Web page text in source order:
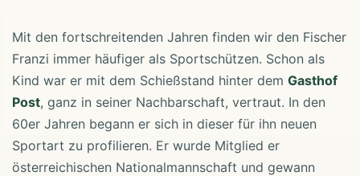
Mit den fortschreitenden Jahren finden wir den Fischer
Franzi immer häufiger als Sportschützen. Schon als
Kind war er mit dem Schießstand hinter dem Gasthof
Post, ganz in seiner Nachbarschaft, vertraut. In den
60er Jahren begann er sich in dieser für ihn neuen
Sportart zu profilieren. Er wurde Mitglied er
österreichischen Nationalmannschaft und gewann